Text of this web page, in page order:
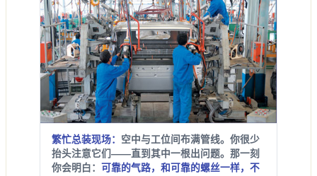
繁忙总装现场： 空中与工位间布满管线。你很少
抬头注意它们——直到其中一根出问题。那一刻
你会明白：
可靠的气路，和可靠的螺丝一样，不